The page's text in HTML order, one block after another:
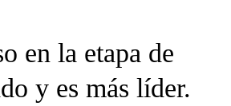
en la etapa de
y es más líder.